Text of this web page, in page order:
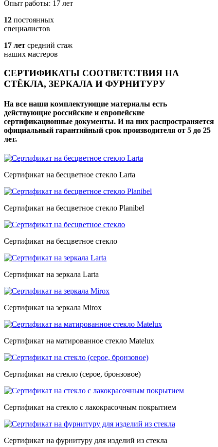
Опыт работы: 17 лет
12 постоянных
специалистов
17 лет средний стаж
наших мастеров
СЕРТИФИКАТЫ СООТВЕТСТВИЯ НА
СТЁКЛА, ЗЕРКАЛА И ФУРНИТУРУ
На все наши комплектующие материалы есть
действующие российские и европейские
сертификационные документы. И на них распространяется
официальный гарантийный срок производителя от 5 до 25
лет.
Сертификат на бесцветное стекло Larta
Сертификат на бесцветное стекло Planibel
Сертификат на бесцветное стекло
Сертификат на зеркала Larta
Сертификат на зеркала Mirox
Сертификат на матированное стекло Matelux
Сертификат на стекло (серое, бронзовое)
Сертификат на стекло с лакокрасочным покрытием
Сертификат на фурнитуру для изделий из стекла